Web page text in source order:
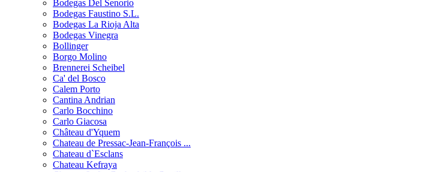
Bodegas Del Senorio
Bodegas Faustino S.L.
Bodegas La Rioja Alta
Bodegas Vinegra
Bollinger
Borgo Molino
Brennerei Scheibel
Ca' del Bosco
Calem Porto
Cantina Andrian
Carlo Bocchino
Carlo Giacosa
Château d'Yquem
Chateau de Pressac-Jean-François ...
Chateau d`Esclans
Chateau Kefraya